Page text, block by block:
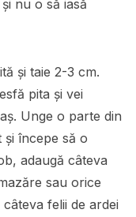
nu o să iasă
și taie 2-3 cm.
pita și vei
Unge o parte din
începe să o
adaugă câteva
sau orice
felii de ardei